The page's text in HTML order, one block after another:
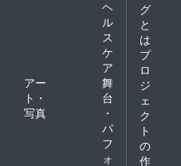
ヘ
ル
ス
ケ
ア
アー
ト・
写真
舞
台
・
パ
フ
ォ
グ
と
は
プ
ロ
ジ
ェ
ク
ト
の
作